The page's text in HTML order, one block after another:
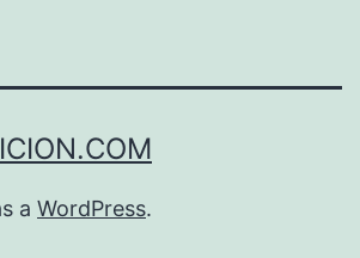
a WordPress.